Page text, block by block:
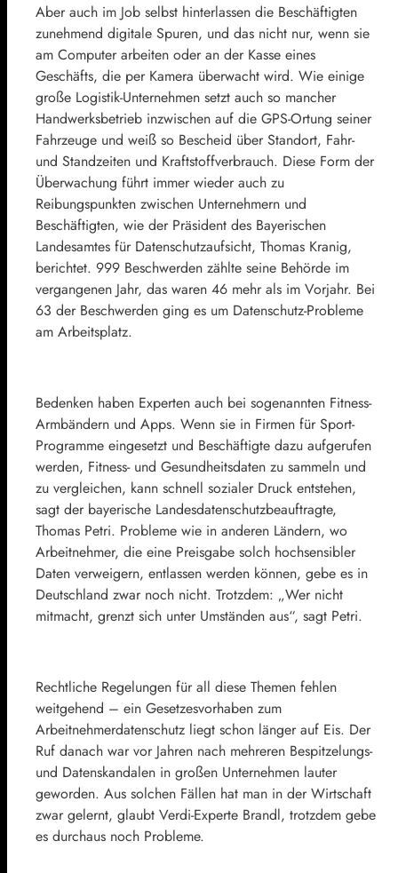
Aber auch im Job selbst hinterlassen die Beschäftigten
zunehmend digitale Spuren, und das nicht nur, wenn sie
am Computer arbeiten oder an der Kasse eines
Geschäfts, die per Kamera überwacht wird. Wie einige
große Logistik-Unternehmen setzt auch so mancher
Handwerksbetrieb inzwischen auf die GPS-Ortung seiner
Fahrzeuge und weiß so Bescheid über Standort, Fahr-
und Standzeiten und Kraftstoffverbrauch. Diese Form der
Überwachung führt immer wieder auch zu
Reibungspunkten zwischen Unternehmern und
Beschäftigten, wie der Präsident des Bayerischen
Landesamtes für Datenschutzaufsicht, Thomas Kranig,
berichtet. 999 Beschwerden zählte seine Behörde im
vergangenen Jahr, das waren 46 mehr als im Vorjahr. Bei
63 der Beschwerden ging es um Datenschutz-Probleme
am Arbeitsplatz.
Bedenken haben Experten auch bei sogenannten Fitness-
Armbändern und Apps. Wenn sie in Firmen für Sport-
Programme eingesetzt und Beschäftigte dazu aufgerufen
werden, Fitness- und Gesundheitsdaten zu sammeln und
zu vergleichen, kann schnell sozialer Druck entstehen,
sagt der bayerische Landesdatenschutzbeauftragte,
Thomas Petri. Probleme wie in anderen Ländern, wo
Arbeitnehmer, die eine Preisgabe solch hochsensibler
Daten verweigern, entlassen werden können, gebe es in
Deutschland zwar noch nicht. Trotzdem: „Wer nicht
mitmacht, grenzt sich unter Umständen aus“, sagt Petri.
Rechtliche Regelungen für all diese Themen fehlen
weitgehend – ein Gesetzesvorhaben zum
Arbeitnehmerdatenschutz liegt schon länger auf Eis. Der
Ruf danach war vor Jahren nach mehreren Bespitzelungs-
und Datenskandalen in großen Unternehmen lauter
geworden. Aus solchen Fällen hat man in der Wirtschaft
zwar gelernt, glaubt Verdi-Experte Brandl, trotzdem gebe
es durchaus noch Probleme.